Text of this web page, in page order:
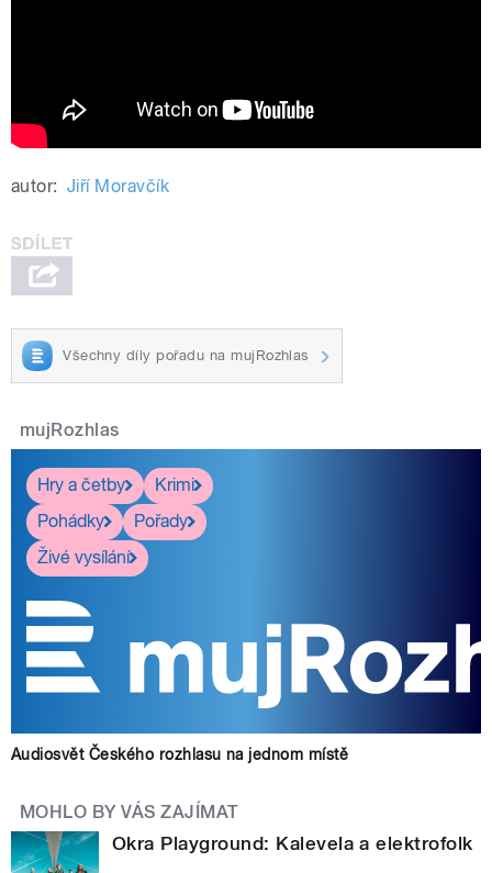
autor: Jiří Moravčík
Všechny díly pořadu na mujRozhlas
mujRozhlas
Hry a četby
Krimi
Pohádky
Pořady
Živé vysílání
Audiosvět Českého rozhlasu na jednom místě
MOHLO BY VÁS ZAJÍMAT
Okra Playground: Kalevela a elektrofolk